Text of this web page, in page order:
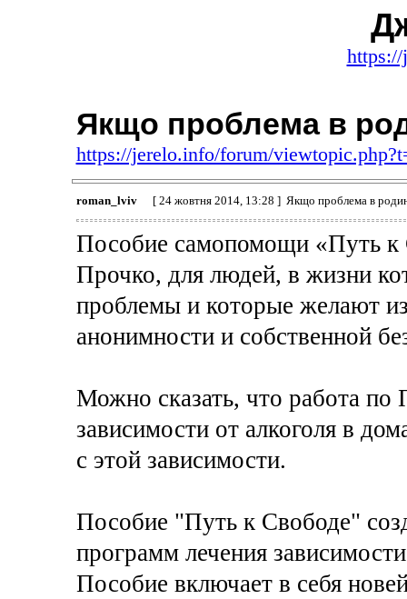
Якщо проблема в
https://jerelo.info/forum/
roman_lviv [ 24 жовтня 2014, 13:28 ] Якщо проблема в
Пособие самопомощи «Путь к
Прочко, для людей, в жизни
проблемы и которые желают
анонимности и собственной
Можно сказать, что работа
зависимости от алкоголя в
с этой зависимости.
Пособие "Путь к Свободе"
программ лечения
Пособие включает в себя